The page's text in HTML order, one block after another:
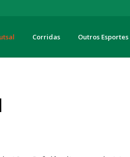
Corridas Outros Esportes